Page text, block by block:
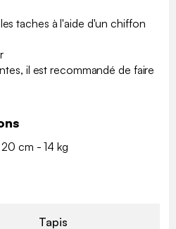
taches à l'aide d'un chiffon
il est recommandé de faire
cm - 14 kg
Tapis